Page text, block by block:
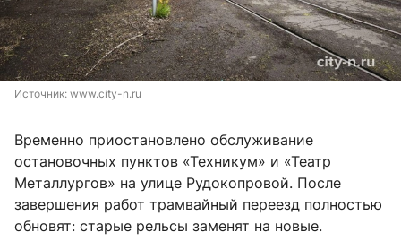
Источник: www.city-n.ru
Временно приостановлено обслуживание
остановочных пунктов «Техникум» и «Театр
Металлургов» на улице Рудокопровой. После
завершения работ трамвайный переезд полностью
обновят: старые рельсы заменят на новые.